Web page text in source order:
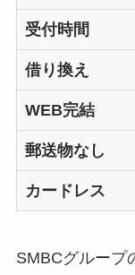
受付時間
借り換え
WEB完結
郵送物なし
カードレス
SMBCグループ